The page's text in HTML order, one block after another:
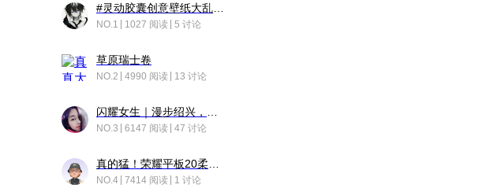
NO.1 1027 阅读 5 讨论
草原瑞士卷
NO.2 4990 阅读 13 讨论
NO.3 6147 阅读 47 讨论
NO.4 7414 阅读 1 讨论